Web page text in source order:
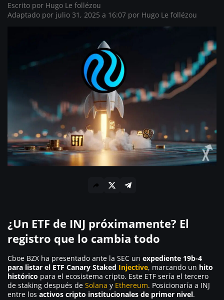
Escrito por Hugo Le follézou
Adaptado por julio 31, 2025 a 16:07 por Hugo Le follézou
¿Un ETF de INJ próximamente? El
registro que lo cambia todo
Cboe BZX ha presentado ante la SEC un expediente 19b-4
para listar el ETF Canary Staked Injective, marcando un hito
histórico para el ecosistema cripto. Este ETF sería el tercero
de staking después de Solana y Ethereum. Posicionaría a INJ
entre los activos cripto institucionales de primer nivel.